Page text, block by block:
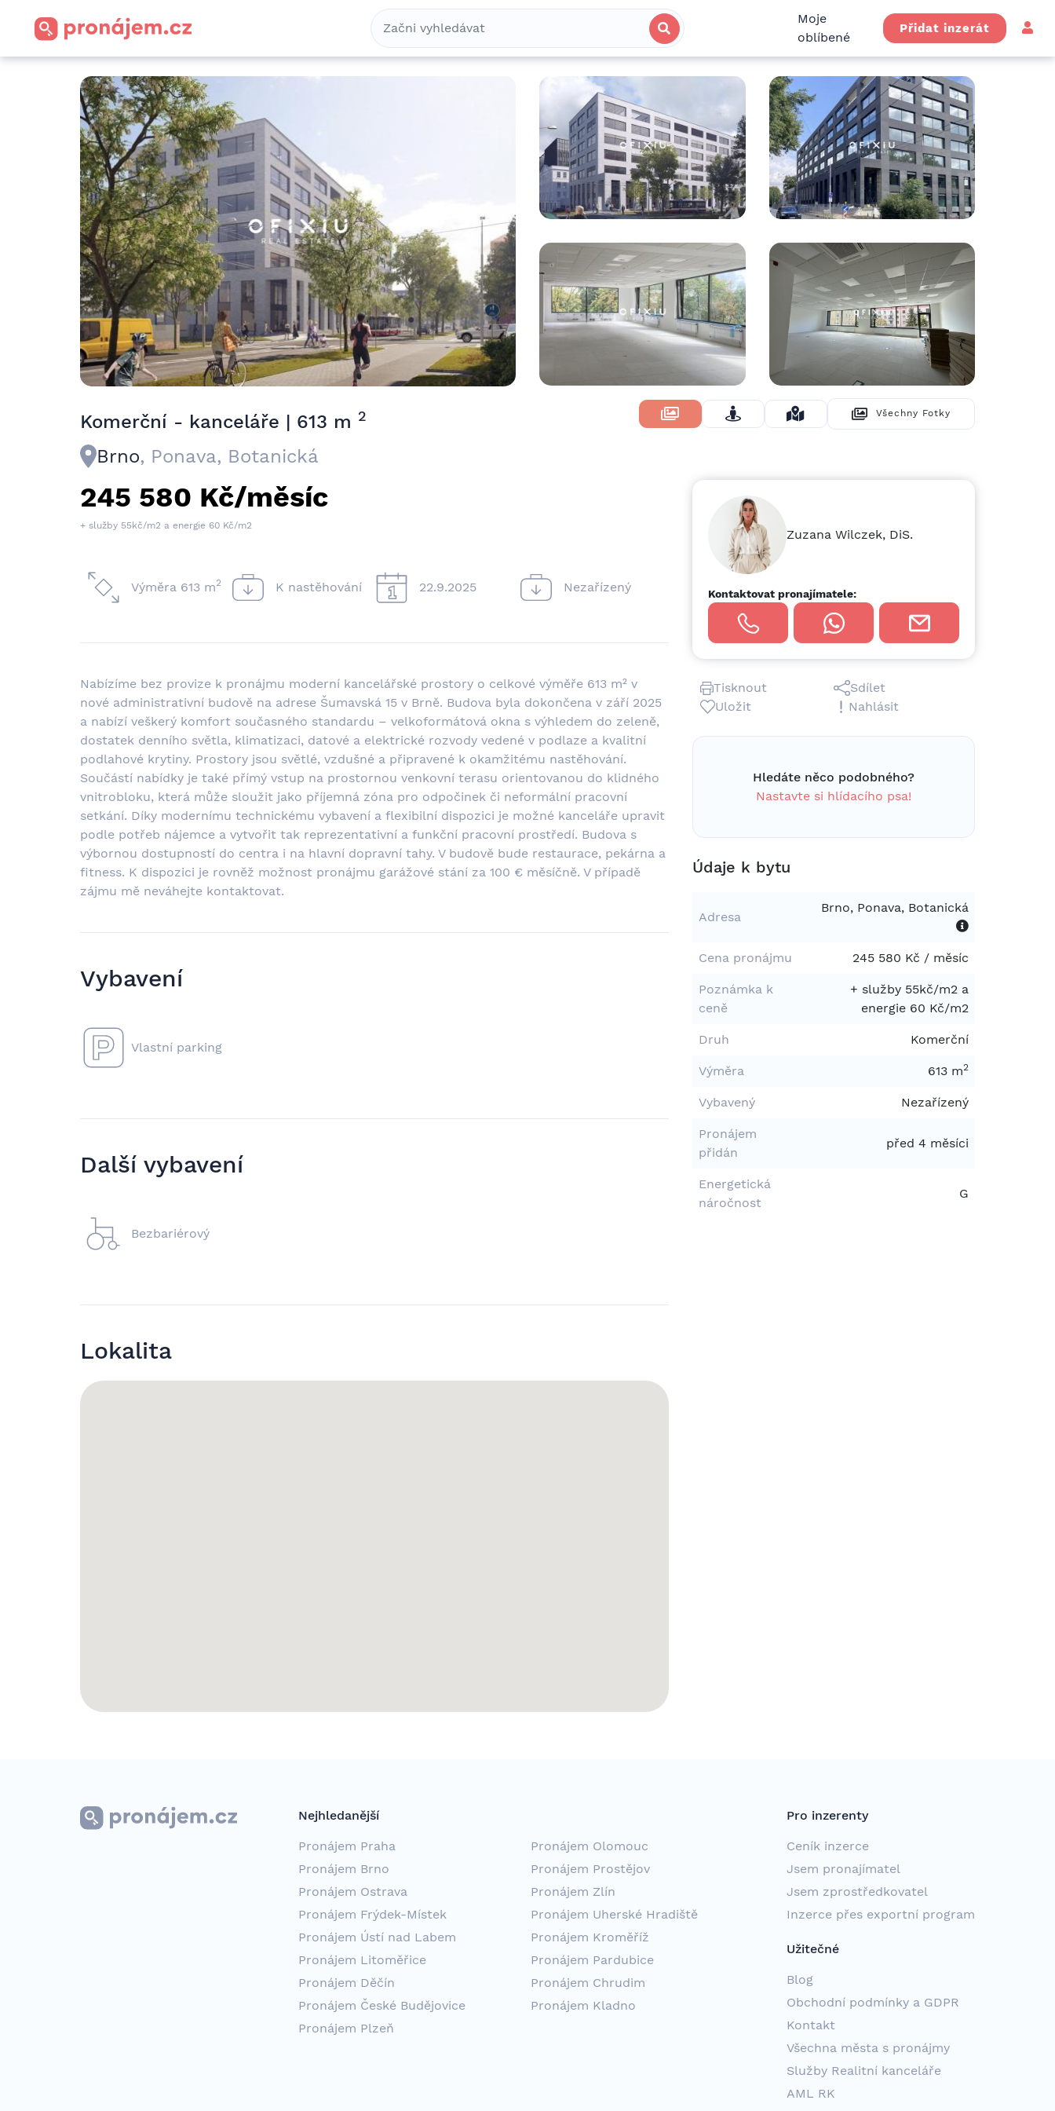
Komerční
Moje
oblíbené
Přidat inzerát
Všechny Fotky
Komerční - kanceláře | 613 m 2
Brno, Ponava, Botanická
245 580 Kč/měsíc
+ služby 55kč/m2 a energie 60 Kč/m2
Výměra 613 m2 K nastěhování 22.9.2025 Nezařízený
Nabízíme bez provize k pronájmu moderní kancelářské prostory o celkové výměře 613 m² v
nové administrativní budově na adrese Šumavská 15 v Brně. Budova byla dokončena v září 2025
a nabízí veškerý komfort současného standardu – velkoformátová okna s výhledem do zeleně,
dostatek denního světla, klimatizaci, datové a elektrické rozvody vedené v podlaze a kvalitní
podlahové krytiny. Prostory jsou světlé, vzdušné a připravené k okamžitému nastěhování.
Součástí nabídky je také přímý vstup na prostornou venkovní terasu orientovanou do klidného
vnitrobloku, která může sloužit jako příjemná zóna pro odpočinek či neformální pracovní
setkání. Díky modernímu technickému vybavení a flexibilní dispozici je možné kanceláře upravit
podle potřeb nájemce a vytvořit tak reprezentativní a funkční pracovní prostředí. Budova s
výbornou dostupností do centra i na hlavní dopravní tahy. V budově bude restaurace, pekárna a
fitness. K dispozici je rovněž možnost pronájmu garážové stání za 100 € měsíčně. V případě
zájmu mě neváhejte kontaktovat.
Vybavení
Vlastní parking
Další vybavení
Bezbariérový
Lokalita
Zuzana Wilczek, DiS.
Kontaktovat pronajímatele:
Tisknout
Sdílet
Uložit
Nahlásit
Hledáte něco podobného?
Nastavte si hlídacího psa!
Údaje k bytu
Adresa
Brno, Ponava, Botanická
Cena pronájmu 245 580 Kč / měsíc
Poznámka k
ceně
+ služby 55kč/m2 a
energie 60 Kč/m2
Druh Komerční
Výměra 613 m2
Vybavený Nezařízený
Pronájem
přidán
před 4 měsíci
Energetická
náročnost
G
Nejhledanější
Pronájem Praha
Pronájem Brno
Pronájem Ostrava
Pronájem Frýdek-Místek
Pronájem Ústí nad Labem
Pronájem Litoměřice
Pronájem Děčín
Pronájem České Budějovice
Pronájem Plzeň
Pronájem Olomouc
Pronájem Prostějov
Pronájem Zlín
Pronájem Uherské Hradiště
Pronájem Kroměříž
Pronájem Pardubice
Pronájem Chrudim
Pronájem Kladno
Pro inzerenty
Ceník inzerce
Jsem pronajímatel
Jsem zprostředkovatel
Inzerce přes exportní program
Užitečné
Blog
Obchodní podmínky a GDPR
Kontakt
Všechna města s pronájmy
Služby Realitní kanceláře
AML RK